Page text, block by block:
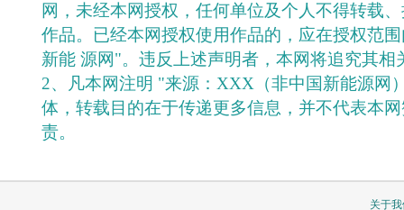
网，未经本网授权，任何单位及个人不得转载
作品。已经本网授权使用作品的，应在授权范
新能 源网"。违反上述声明者，本网将追究其相
2、凡本网注明 "来源：XXX（非中国新能源网
体，转载目的在于传递更多信息，并不代表本
责。
关于